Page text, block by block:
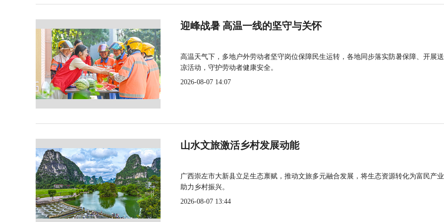
迎峰战暑 高温一线的坚守与关怀
高温天气下，多地户外劳动者坚守岗位保障民生运转，各地同步落实防暑保障、开展
凉活动，守护劳动者健康安全。
2026-08-07 14:07
山水文旅激活乡村发展动能
广西崇左市大新县立足生态禀赋，推动文旅多元融合发展，将生态资源转化为富民产
助力乡村振兴。
2026-08-07 13:44